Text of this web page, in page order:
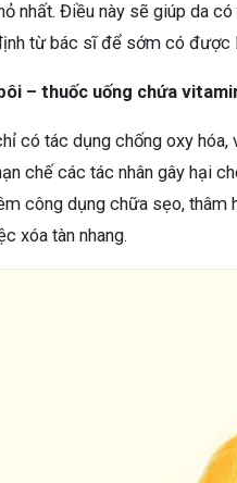
nhất. Điều này sẽ giúp da
từ bác sĩ để sớm có được
– thuốc uống chứa
có tác dụng chống oxy
chế các tác nhân gây hại
công dụng chữa sẹo, thâm
xóa tàn nhang.